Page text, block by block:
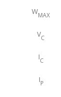
WMAX
VC
IC
IP